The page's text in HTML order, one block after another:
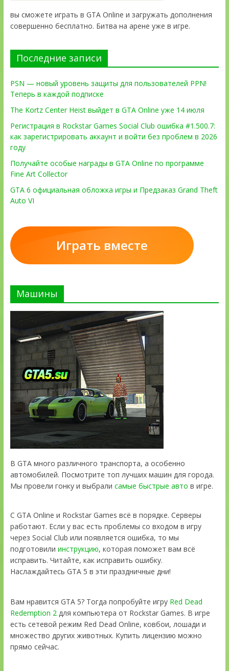
вы сможете играть в GTA Online и загружать дополнения
совершенно бесплатно. Битва на арене уже в игре.
Последние записи
PSN — новый уровень защиты для пользователей PPN!
Теперь в каждой подписке
The Kortz Center Heist выйдет в GTA Online уже 14 июля
Регистрация в Rockstar Games Social Club ошибка #1.500.7:
как зарегистрировать аккаунт и войти без проблем в 2026
году
Получайте особые награды в GTA Online по программе
Fine Art Collector
GTA 6 официальная обложка игры и Предзаказ Grand Theft
Auto VI
Играть вместе
Машины
В GTA много различного транспорта, а особенно
автомобилей. Посмотрите топ лучших машин для города.
Мы провели гонку и выбрали самые быстрые авто в игре.
С GTA Online и Rockstar Games всё в порядке. Серверы
работают. Если у вас есть проблемы со входом в игру
через Social Club или появляется ошибка, то мы
подготовили инструкцию, которая поможет вам всё
исправить. Читайте, как исправить ошибку.
Наслаждайтесь GTA 5 в эти праздничные дни!
Вам нравится GTA 5? Тогда попробуйте игру Red Dead
Redemption 2для компьютера от Rockstar Games. В игре
есть сетевой режим Red Dead Online, ковбои, лошади и
множество других животных. Купить лицензию можно
прямо сейчас.